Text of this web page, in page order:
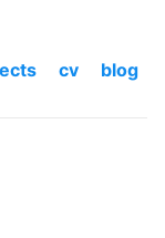
cv blog